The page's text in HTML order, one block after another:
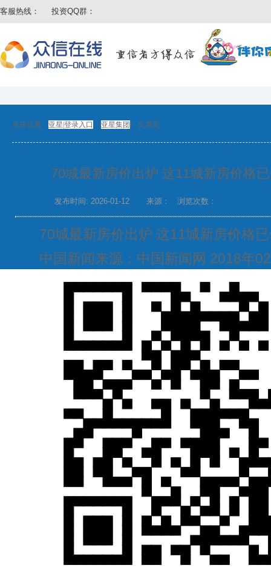
客服热线： 投资QQ群：
当前位置： 亚星|登录入口 > 亚星集团 > 文章页
70城最新房价出炉 这11城新房价格
发布时间: 2026-01-12 来源： 浏览次数：
70城最新房价出炉 这11城新房价格
中国新闻来源：中国新闻网 2018年